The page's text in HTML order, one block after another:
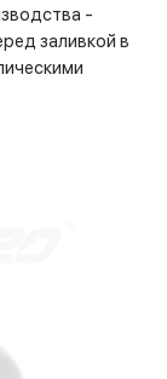
-
заливкой в